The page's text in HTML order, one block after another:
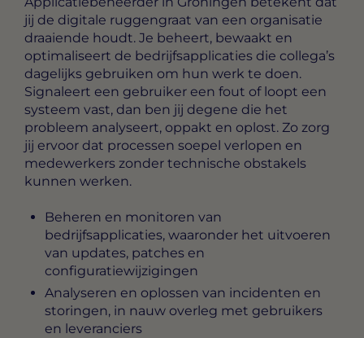
jij de digitale ruggengraat van een organisatie
draaiende houdt. Je beheert, bewaakt en
optimaliseert de bedrijfsapplicaties die collega’s
dagelijks gebruiken om hun werk te doen.
Signaleert een gebruiker een fout of loopt een
systeem vast, dan ben jij degene die het
probleem analyseert, oppakt en oplost. Zo zorg
jij ervoor dat processen soepel verlopen en
medewerkers zonder technische obstakels
kunnen werken.
Beheren en monitoren van
bedrijfsapplicaties, waaronder het uitvoeren
van updates, patches en
configuratiewijzigingen
Analyseren en oplossen van incidenten en
storingen, in nauw overleg met gebruikers
en leveranciers